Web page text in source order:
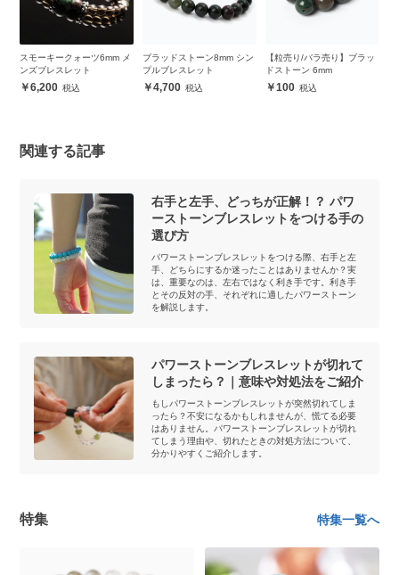
スモーキークォーツ6mm メ
ンズブレスレット
6,200
ブラッドストーン8mm シン
プルブレスレット
4,700
【粒売り/バラ売り】ブラッ
ドストーン 6mm
100
関連する記事
右手と左手、どっちが正解！？ パワ
ーストーンブレスレットをつける手の
選び方
パワーストーンブレスレットをつける際、右手と左
手、どちらにするか迷ったことはありませんか？実
は、重要なのは、左右ではなく利き手です。利き手
とその反対の手、それぞれに適したパワーストーン
を解説します。
パワーストーンブレスレットが切れて
しまったら？｜意味や対処法をご紹介
もしパワーストーンブレスレットが突然切れてしま
ったら？不安になるかもしれませんが、慌てる必要
はありません。パワーストーンブレスレットが切れ
てしまう理由や、切れたときの対処方法について、
分かりやすくご紹介します。
特集 特集一覧へ